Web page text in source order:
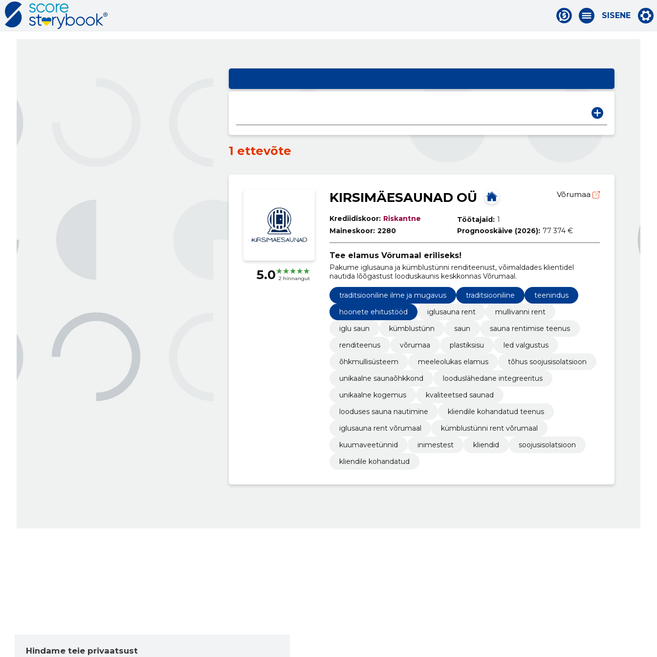
SISENE
1 ettevõte
5.0 2 hinnangut
KIRSIMÄESAUNAD OÜ Võrumaa
Krediidiskoor: Riskantne
Maineskoor: 2280
Töötajaid: 1
Prognooskäive (2026): 77 374 €
Tee elamus Võrumaal eriliseks!
Pakume iglusauna ja kümblustünni renditeenust, võimaldades klientidel
nautida lõõgastust looduskaunis keskkonnas Võrumaal.
traditsiooniline ilme ja mugavus traditsiooniline
teenindus
hoonete ehitustööd
iglusauna rent
mullivanni rent
iglu saun
kümblustünn saun
sauna rentimise teenus
renditeenus
võrumaa plastiksisu
led valgustus
õhkmullisüsteem
meeleolukas elamus
tõhus soojusisolatsioon
unikaalne saunaõhkkond
looduslähedane integreeritus
unikaalne kogemus
kvaliteetsed saunad
looduses sauna nautimine
kliendile kohandatud teenus
iglusauna rent võrumaal
kümblustünni rent võrumaal
kuumaveetünnid
inimestest kliendid
soojusisolatsioon
kliendile kohandatud
Hindame teie privaatsust